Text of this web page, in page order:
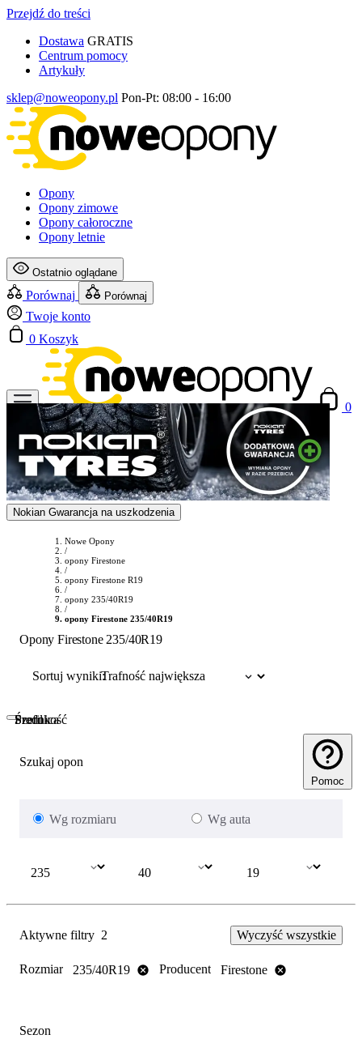
Przejdź do treści
Dostawa GRATIS
Centrum pomocy
Artykuły
sklep@noweopony.pl Pon-Pt: 08:00 - 16:00
Opony
Opony zimowe
Opony całoroczne
Opony letnie
Ostatnio oglądane
Porównaj Porównaj
Twoje konto
0 Koszyk
0
Nokian Gwarancja na uszkodzenia
Nowe Opony
/
opony Firestone
/
opony Firestone R19
/
opony 235/40R19
/
opony Firestone 235/40R19
Opony Firestone 235/40R19
Sortuj wyniki:
Szukaj opon
Pomoc
Wg rozmiaru Wg auta
Szerokość
Profil
Średnica
Aktywne filtry 2 Wyczyść wszystkie
Rozmiar 235/40R19 Producent Firestone
Sezon